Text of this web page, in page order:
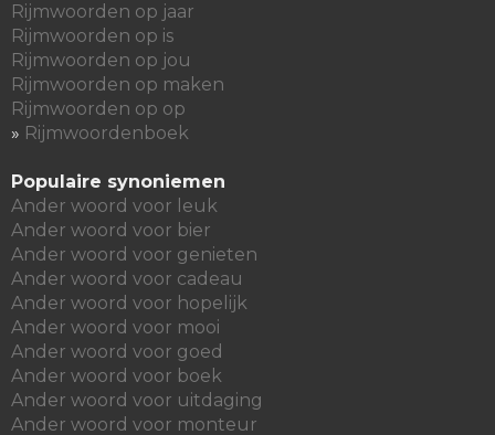
Rijmwoorden op jaar
Rijmwoorden op is
Rijmwoorden op jou
Rijmwoorden op maken
Rijmwoorden op op
» Rijmwoordenboek
Populaire synoniemen
Ander woord voor leuk
Ander woord voor bier
Ander woord voor genieten
Ander woord voor cadeau
Ander woord voor hopelijk
Ander woord voor mooi
Ander woord voor goed
Ander woord voor boek
Ander woord voor uitdaging
Ander woord voor monteur